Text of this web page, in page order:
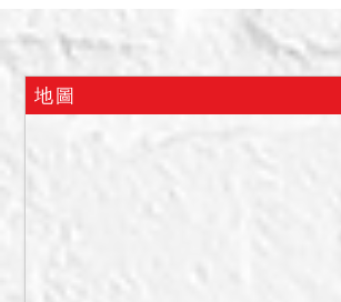
件標的 建物拍
交。 二、本件
所有權登記之
持本院核發之權
地圖